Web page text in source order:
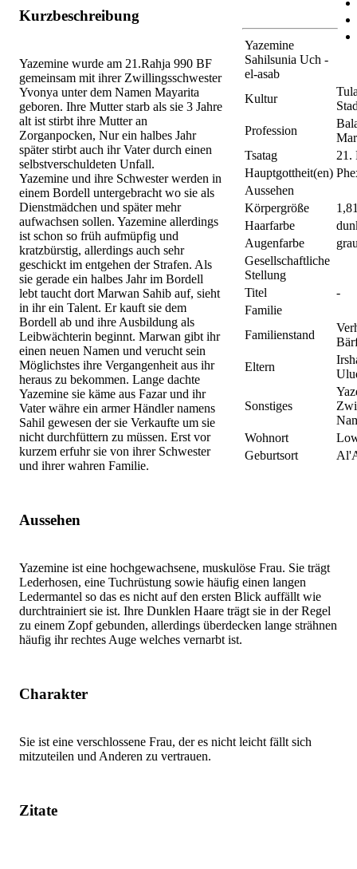
Yazemine
Sahilsunia Uch -
el-asab
Kultur
Profession
Tsatag
21.
Hauptgottheit(en)
Aussehen
Körpergröße
Haarfarbe
Augenfarbe
Gesellschaftliche
Stellung
Titel
-
Familie
Familienstand
Eltern
Sonstiges
Wohnort
Geburtsort
Kurzbeschreibung
Yazemine wurde am 21.Rahja 990 BF
gemeinsam mit ihrer Zwillingsschwester
Yvonya unter dem Namen Mayarita
geboren. Ihre Mutter starb als sie 3 Jahre
alt ist stirbt ihre Mutter an
Zorganpocken, Nur ein halbes Jahr
später stirbt auch ihr Vater durch einen
selbstverschuldeten Unfall.
Yazemine und ihre Schwester werden in
einem Bordell untergebracht wo sie als
Dienstmädchen und später mehr
aufwachsen sollen. Yazemine allerdings
ist schon so früh aufmüpfig und
kratzbürstig, allerdings auch sehr
geschickt im entgehen der Strafen. Als
sie gerade ein halbes Jahr im Bordell
lebt taucht dort Marwan Sahib auf, sieht
in ihr ein Talent. Er kauft sie dem
Bordell ab und ihre Ausbildung als
Leibwächterin beginnt. Marwan gibt ihr
einen neuen Namen und verucht sein
Möglichstes ihre Vergangenheit aus ihr
heraus zu bekommen. Lange dachte
Yazemine sie käme aus Fazar und ihr
Vater währe ein armer Händler namens
Sahil gewesen der sie Verkaufte um sie
nicht durchfüttern zu müssen. Erst vor
kurzem erfuhr sie von ihrer Schwester
und ihrer wahren Familie.
Aussehen
Yazemine ist eine hochgewachsene, muskulöse Frau. Sie trägt
Lederhosen, eine Tuchrüstung sowie häufig einen langen
Ledermantel so das es nicht auf den ersten Blick auffällt wie
durchtrainiert sie ist. Ihre Dunklen Haare trägt sie in der Regel
zu einem Zopf gebunden, allerdings überdecken lange strähnen
häufig ihr rechtes Auge welches vernarbt ist.
Charakter
Sie ist eine verschlossene Frau, der es nicht leicht fällt sich
mitzuteilen und Anderen zu vertrauen.
Zitate